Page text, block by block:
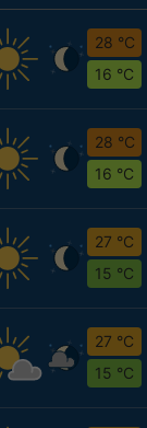
28 °C
16 °C
28 °C
16 °C
27 °C
15 °C
27 °C
15 °C